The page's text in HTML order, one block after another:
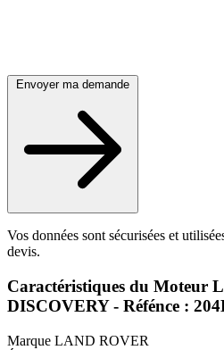
Envoyer ma demande
Vos données sont sécurisées et
devis.
Caractéristiques du Moteur
DISCOVERY - Réfénce :
Marque LAND ROVER